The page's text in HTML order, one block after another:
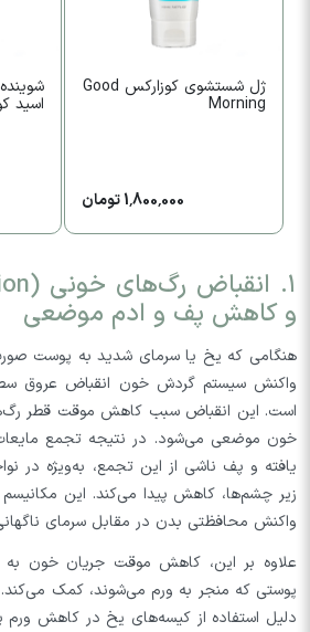
ژل شستشوی کوزارکس Good
Morning
1,800,000 تومان
اسید
و کاهش پف و ادم موضعی
هنگامی که یخ یا سرمای شدید به پوست
است. این انقباض سبب کاهش موقت قطر
خون موضعی می‌شود. در نتیجه تجمع
یافته و پف ناشی از این تجمع، به‌ویژه در
زیر چشم‌ها، کاهش پیدا می‌کند. این
واکنش محافظتی بدن در مقابل سرمای
علاوه بر این، کاهش موقت جریان خون
پوستی که منجر به ورم می‌شوند، کمک می‌کند.
دلیل استفاده از کیسه‌های یخ در کاهش ورم